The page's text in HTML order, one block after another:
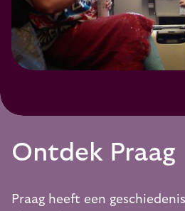
Ontdek Praag
Praag heeft een